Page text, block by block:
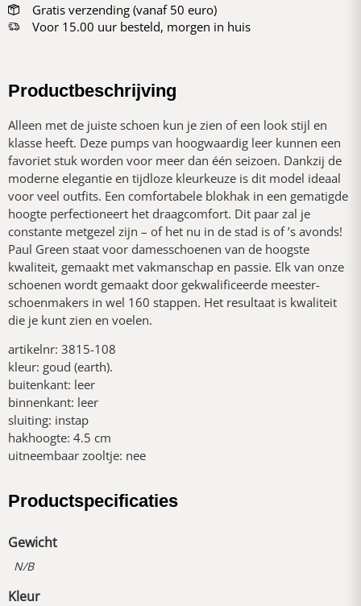
Gratis verzending (vanaf 50 euro)
Voor 15.00 uur besteld, morgen in huis
Productbeschrijving
Alleen met de juiste schoen kun je zien of een look stijl en
klasse heeft. Deze pumps van hoogwaardig leer kunnen een
favoriet stuk worden voor meer dan één seizoen. Dankzij de
moderne elegantie en tijdloze kleurkeuze is dit model ideaal
voor veel outfits. Een comfortabele blokhak in een gematigde
hoogte perfectioneert het draagcomfort. Dit paar zal je
constante metgezel zijn – of het nu in de stad is of ’s avonds!
Paul Green staat voor damesschoenen van de hoogste
kwaliteit, gemaakt met vakmanschap en passie. Elk van onze
schoenen wordt gemaakt door gekwalificeerde meester-
schoenmakers in wel 160 stappen. Het resultaat is kwaliteit
die je kunt zien en voelen.
artikelnr: 3815-108
kleur: goud (earth).
buitenkant: leer
binnenkant: leer
sluiting: instap
hakhoogte: 4.5 cm
uitneembaar zooltje: nee
Productspecificaties
Gewicht
N/B
Kleur